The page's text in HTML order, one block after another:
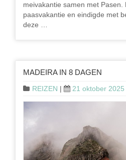
meivakantie samen met Pasen.
paasvakantie en eindigde met
deze …
MADEIRA IN 8 DAGEN
REIZEN | 21 oktober 2025